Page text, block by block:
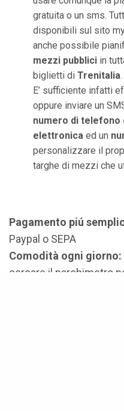
gratuita o un sms.
disponibili sul sito
anche possibile
mezzi pubblici in
biglietti di Trenitalia.
E’ sufficiente infatti
oppure inviare un
numero di telefono
elettronica ed un
personalizzare il
targhe di mezzi che
Pagamento piú
Paypal o SEPA
Comodità ogni giorno:
cercare il parchimetro